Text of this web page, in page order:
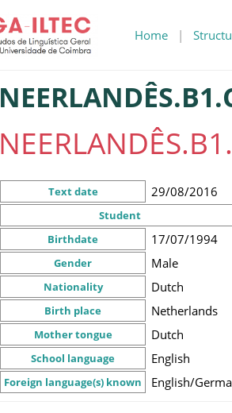
Home |
Text date 29/08/2016
Student
Birthdate
17/07/1994
Gender Male
Nationality Dutch
Birth place Netherlands
Mother tongue Dutch
School language English
Foreign language(s) known English/